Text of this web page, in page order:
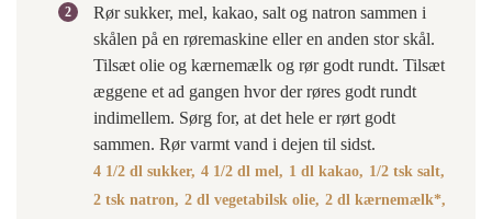
Rør sukker, mel, kakao, salt og natron sammen i
skålen på en røremaskine eller en anden stor skål.
Tilsæt olie og kærnemælk og rør godt rundt. Tilsæt
æggene et ad gangen hvor der røres godt rundt
indimellem. Sørg for, at det hele er rørt godt
sammen. Rør varmt vand i dejen til sidst.
4 1/2 dl sukker, 4 1/2 dl mel, 1 dl kakao, 1/2 tsk salt,
2 tsk natron, 2 dl vegetabilsk olie, 2 dl kærnemælk*,